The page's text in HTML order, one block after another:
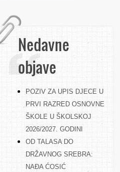
Nedavne
objave
POZIV ZA UPIS DJECE U
PRVI RAZRED OSNOVNE
ŠKOLE U ŠKOLSKOJ
2026/2027. GODINI
OD TALASA DO
DRŽAVNOG SREBRA:
NAĐA ĆOSIĆ